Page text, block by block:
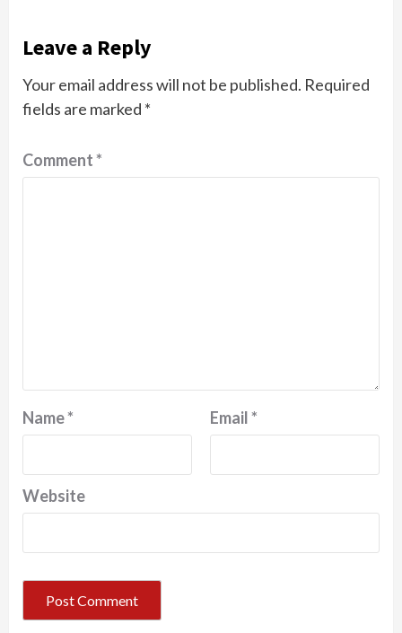
Leave a Reply
Your email address will not be published. Required
fields are marked *
Comment*
Name* Email*
Website